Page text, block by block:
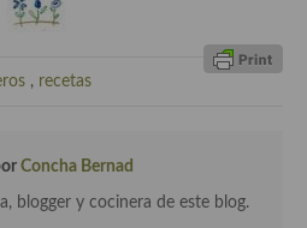
, recetas
Concha Bernad
blogger y cocinera de este blog.